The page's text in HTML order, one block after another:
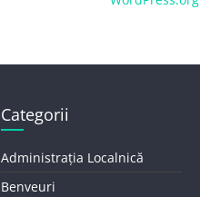
Categorii
Administrația Localnică
Benveuri